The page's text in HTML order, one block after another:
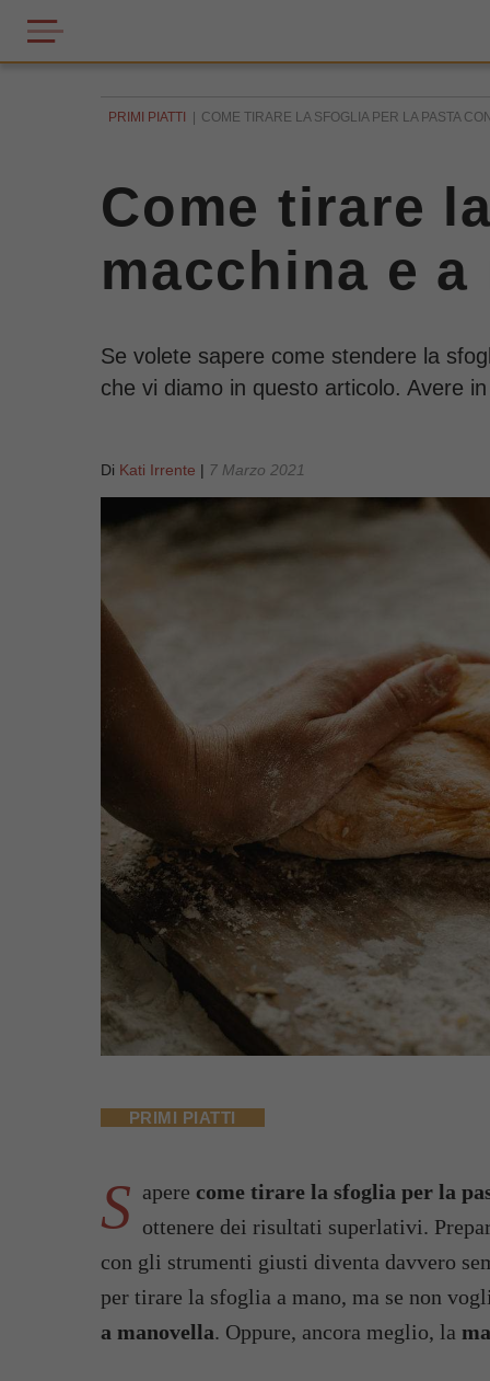
PRIMI PIATTI COME TIRARE LA SFOGLIA PER LA PASTA
Come tirare
macchina e
Se volete sapere come stendere la
che vi diamo in questo articolo. Avere
Di Kati Irrente | 7 Marzo 2021
PRIMI PIATTI
S apere come tirare la sfoglia per la
ottenere dei risultati superlativi.
con gli strumenti giusti diventa davvero
per tirare la sfoglia a mano, ma se non
a manovella. Oppure, ancora meglio, la